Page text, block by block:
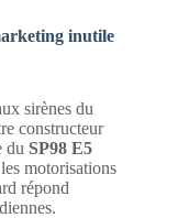
inutile
sirènes du
constructeur
du SP98 E5
motorisations
répond